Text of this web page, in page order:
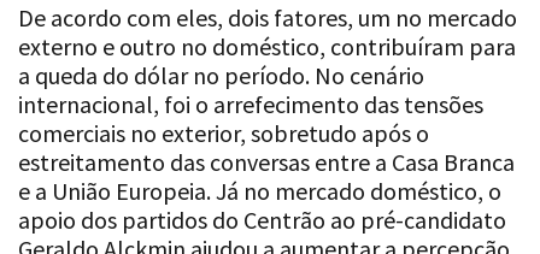
De acordo com eles, dois fatores, um no mercado
externo e outro no doméstico, contribuíram para
a queda do dólar no período. No cenário
internacional, foi o arrefecimento das tensões
comerciais no exterior, sobretudo após o
estreitamento das conversas entre a Casa Branca
e a União Europeia. Já no mercado doméstico, o
apoio dos partidos do Centrão ao pré-candidato